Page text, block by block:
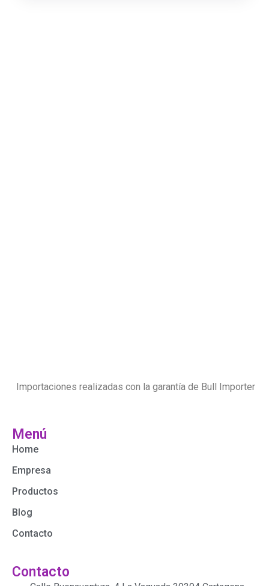
Importaciones realizadas con la garantía de Bull Importer
Menú
Home
Empresa
Productos
Blog
Contacto
Contacto